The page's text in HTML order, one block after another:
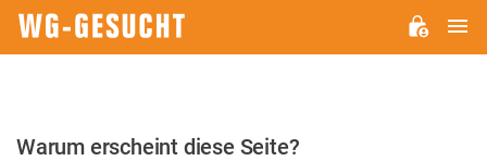
Bitte
Warum erscheint diese Seite?